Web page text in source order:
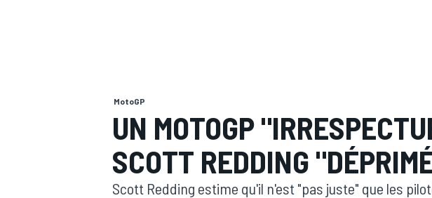
MOTOGP
MotoGP
UN MOTOGP
SCOTT REDDING
Scott Redding estime qu'il n'est "pas juste" que les